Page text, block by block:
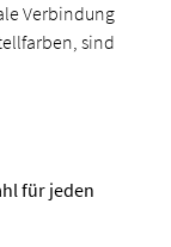
Verbindung
sind
für jeden